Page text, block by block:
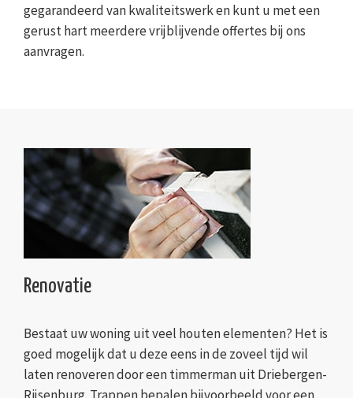
gegarandeerd van kwaliteitswerk en kunt u met een
gerust hart meerdere vrijblijvende offertes bij ons
aanvragen.
Renovatie
Bestaat uw woning uit veel houten elementen? Het is
goed mogelijk dat u deze eens in de zoveel tijd wil
laten renoveren door een timmerman uit Driebergen-